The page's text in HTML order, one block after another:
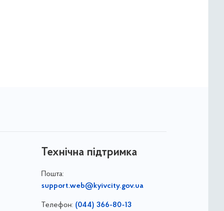
Технічна підтримка
Пошта:
support.web@kyivcity.gov.ua
Телефон: (044) 366-80-13